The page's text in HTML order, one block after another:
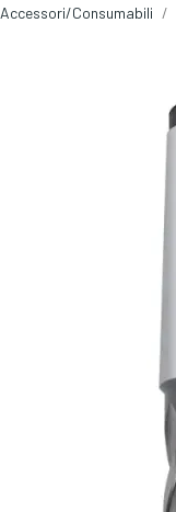
Accessori/Consumabili